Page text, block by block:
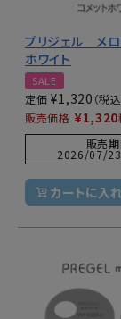
プリジェル メ
ホワイト
SALE
定価 ¥1,320
販売価格 ¥1,320
販売
2026/07/
カートに入